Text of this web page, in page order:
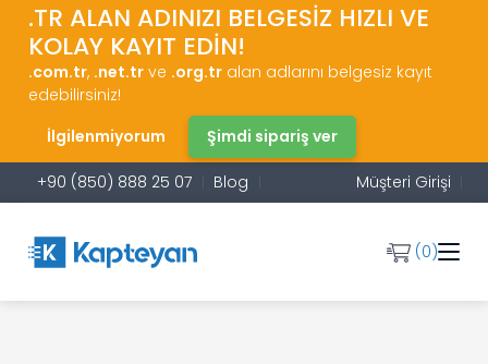
.TR ALAN ADINIZI BELGESİZ HIZLI VE
KOLAY KAYIT EDİN!
.com.tr, .net.tr ve .org.tr alan adlarını belgesiz kayıt
edebilirsiniz!
İlgilenmiyorum
Şimdi sipariş ver
+90 (850) 888 25 07 Blog Müşteri Girişi
(0)